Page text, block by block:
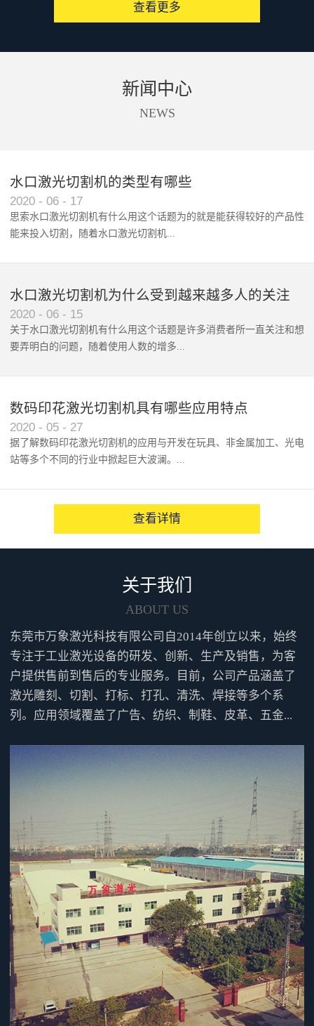
者轮廓，从而实现精准、快速、
商标唛头、印花、亚克力、太阳
的图像，通过相机提取轮廓或者
设备进行切割。同时软件还支持
自动化处理。根据不同客户的不
丝花边切割、超大图形拼接切
查看更多
新闻中心
NEWS
水口激光切割机的类型有哪些
2020 - 06 - 17
思索水口激光切割机有什么用这个话题为的就是能获得较好的产品性
能来投入切割，随着水口激光切割机‍...
水口激光切割机为什么受到越来越多人的关注
2020 - 06 - 15
关于水口激光切割机有什么用这个话题是许多消费者所一直关注和想
要弄明白的问题，随着使用人数的增多...
数码印花激光切割机具有哪些应用特点
2020 - 05 - 27
据了解数码印花激光切割机的应用与开发在玩具、非金属加工、光电
站等多个不同的行业中掀起巨大波澜。...
越来越多的人咨询并点赞性价...
查看详情
关于我们
ABOUT US
东莞市万象激光科技有限公司自2014年创立以来，始终
专注于工业激光设备的研发、创新、生产及销售，为客
户提供售前到售后的专业服务。目前，公司产品涵盖了
激光雕刻、切割、打标、打孔、清洗、焊接等多个系
列。应用领域覆盖了广告、纺织、制鞋、皮革、五金...